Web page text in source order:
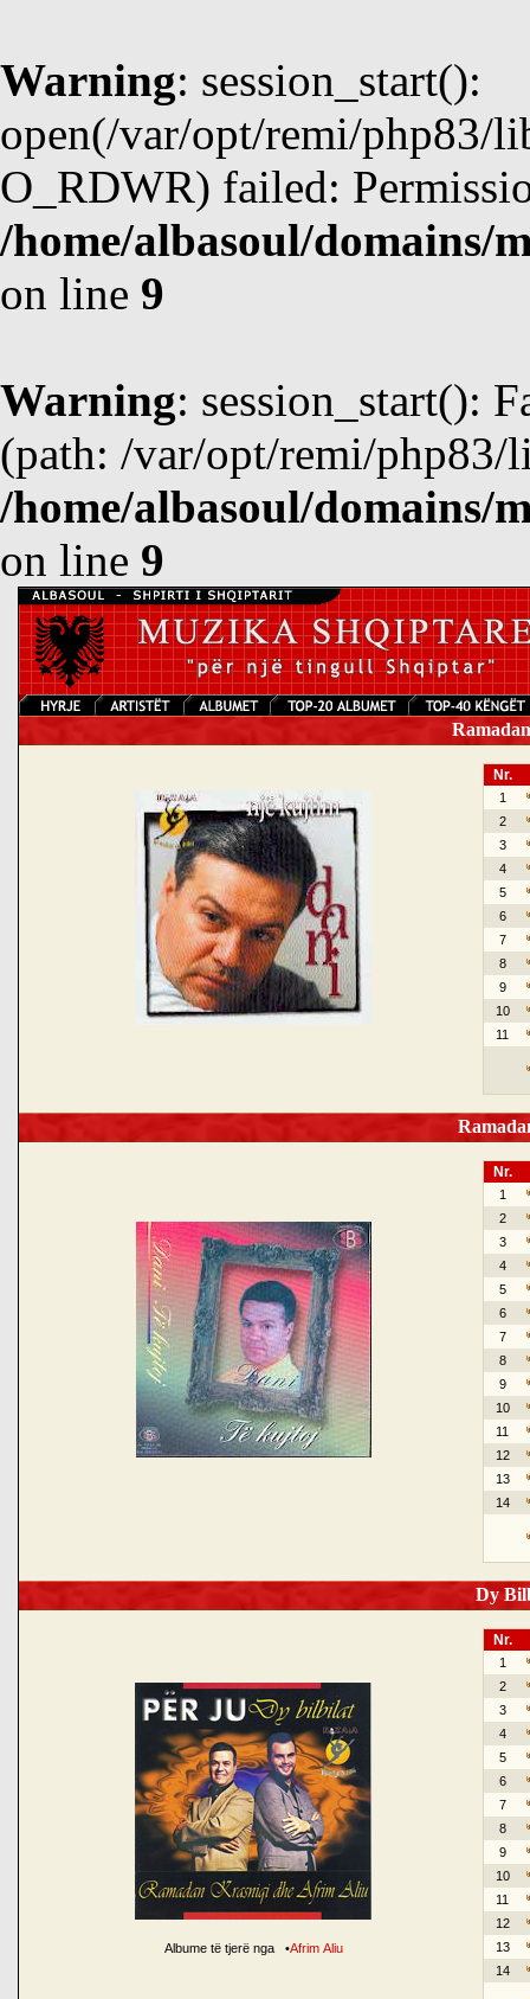
Warning: session_start():
open(/var/opt/remi/php83/
O_RDWR) failed:
/home/albasoul/domains/
on line 9
Warning: session_start():
(path: /var/opt/remi/php83/
/home/albasoul/domains/
on line 9
Nr.
1
2
3
4
5
6
7
8
9
10
11
Nr.
1
2
3
4
5
6
7
8
9
10
11
12
13
14
Dy
Albume të tjerë nga •Afrim Aliu
Nr.
1
2
3
4
5
6
7
8
9
10
11
12
13
14